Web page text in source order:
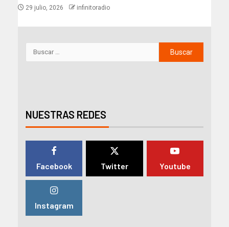
29 julio, 2026 infinitoradio
NUESTRAS REDES
Facebook Twitter Youtube
Instagram